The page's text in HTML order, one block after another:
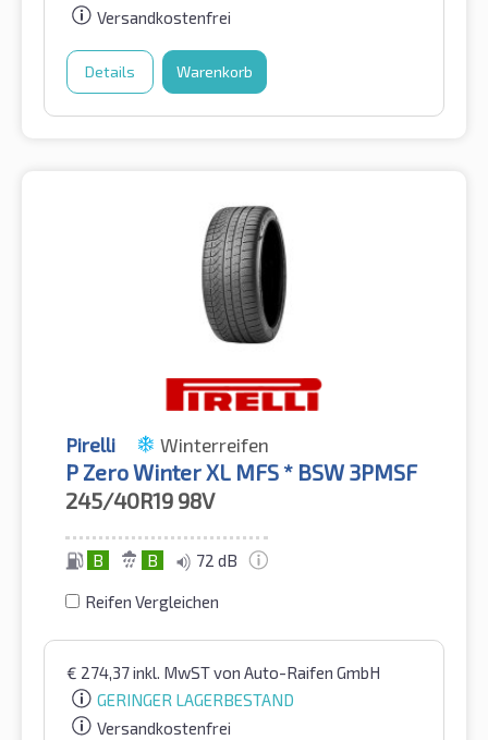
Versandkostenfrei
Details Warenkorb
Pirelli Winterreifen
P Zero Winter XL MFS * BSW 3PMSF
245/40R19 98V
B B 72 dB
Reifen Vergleichen
€ 274,37inkl. MwSTvon Auto-Raifen GmbH
GERINGER LAGERBESTAND
Versandkostenfrei